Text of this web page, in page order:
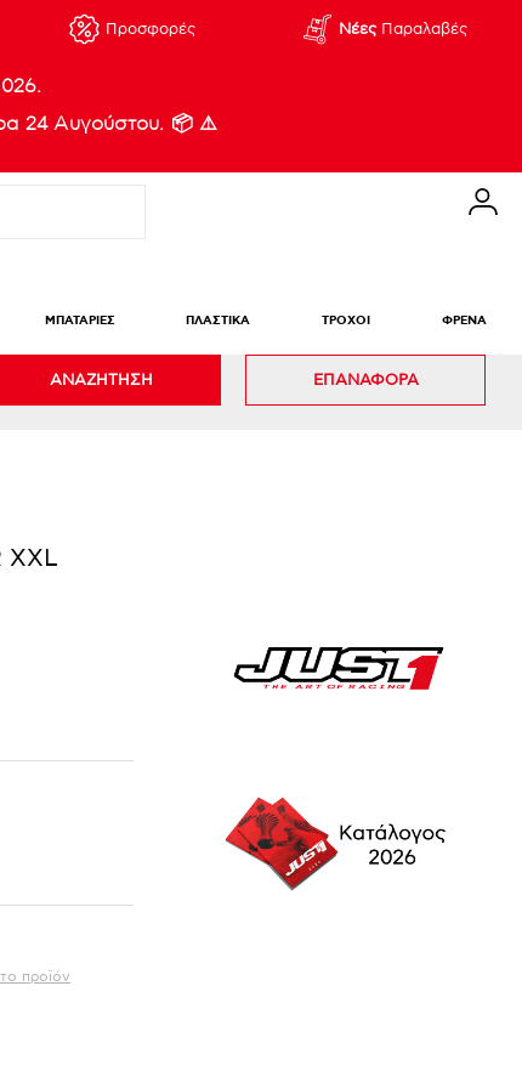
Προσφορές ΝέεςΠαραλαβές
24 Αυγούστου. 📦 ⚠️
ΜΠΑΤΑΡΙΕΣ ΠΛΑΣΤΙΚΑ ΤΡΟΧΟΙ ΦΡΕΝΑ
ΑΝΑΖΗΤΗΣΗ ΕΠΑΝΑΦΟΡΑ
XXL
προϊόν